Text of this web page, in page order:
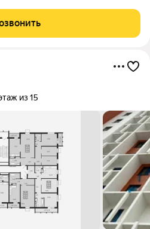
нет. Потолок выровнен и
из 15